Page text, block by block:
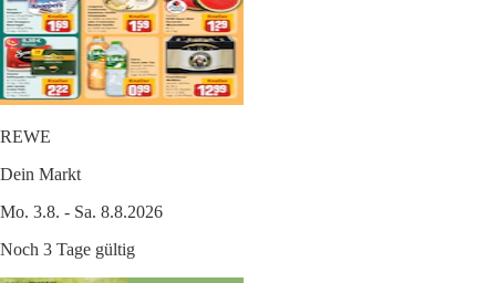
REWE
Dein Markt
Mo. 3.8. - Sa. 8.8.2026
Noch 3 Tage gültig